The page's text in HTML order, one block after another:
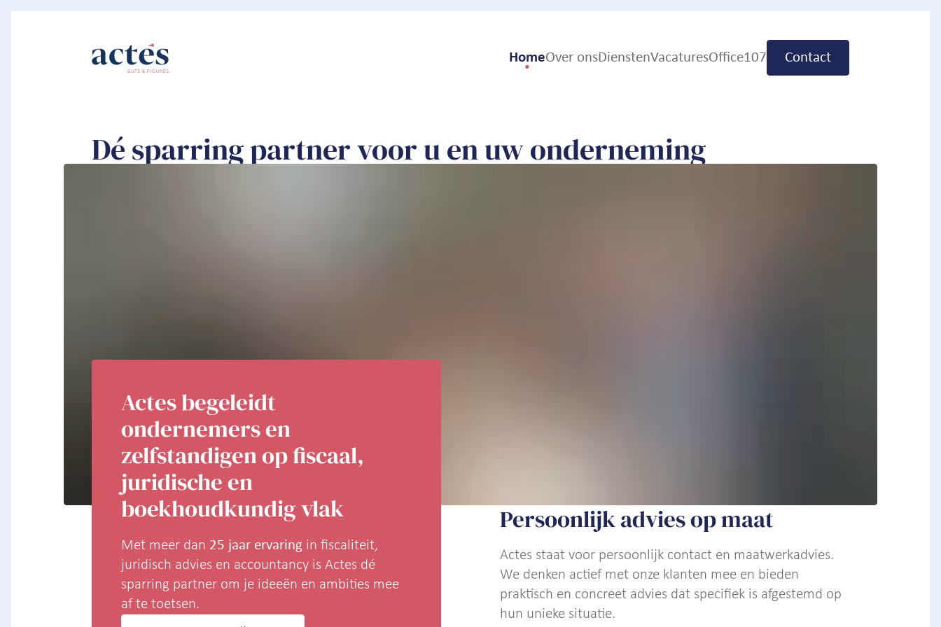
HomeOver onsDienstenVacaturesOffice107 Contact
Dé sparring partner voor u en uw onderneming
Actes begeleidt
ondernemers en
zelfstandigen op fiscaal,
juridische en
boekhoudkundig vlak
Met meer dan 25 jaar ervaringin fiscaliteit,
juridisch advies en accountancy is Actes dé
sparring partner om je ideeën en ambities mee
af te toetsen.
Persoonlijk advies op maat
Actes staat voor persoonlijk contact en maatwerkadvies.
We denken actief met onze klanten mee en bieden
praktisch en concreet advies dat specifiek is afgestemd op
hun unieke situatie.